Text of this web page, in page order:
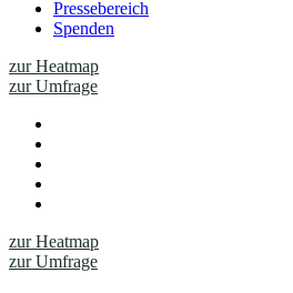
Pressebereich
Spenden
zur Heatmap
zur Umfrage
zur Heatmap
zur Umfrage